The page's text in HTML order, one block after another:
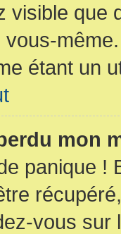
visible que
vous-
étant un
mon
panique !
vous sur